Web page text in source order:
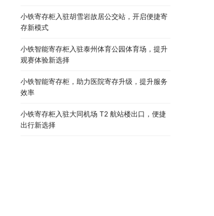
小铁寄存柜入驻胡雪岩故居公交站，开启便捷寄
存新模式
小铁智能寄存柜入驻泰州体育公园体育场，提升
观赛体验新选择
小铁智能寄存柜，助力医院寄存升级，提升服务
效率
小铁寄存柜入驻大同机场 T2 航站楼出口，便捷
出行新选择